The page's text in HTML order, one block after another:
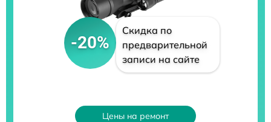
-20%
Скидка по
предварительной
записи на сайте
Цены на ремонт